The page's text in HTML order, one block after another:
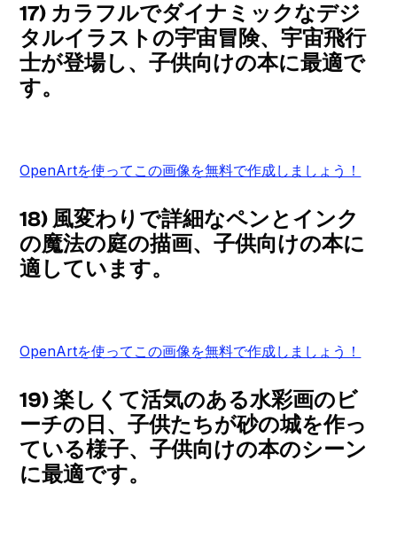
17) カラフルでダイナミックなデジ
タルイラストの宇宙冒険、宇宙飛行
士が登場し、子供向けの本に最適で
す。
OpenArtを使ってこの画像を無料で作成しましょう！
18) 風変わりで詳細なペンとインク
の魔法の庭の描画、子供向けの本に
適しています。
OpenArtを使ってこの画像を無料で作成しましょう！
19) 楽しくて活気のある水彩画のビ
ーチの日、子供たちが砂の城を作っ
ている様子、子供向けの本のシーン
に最適です。